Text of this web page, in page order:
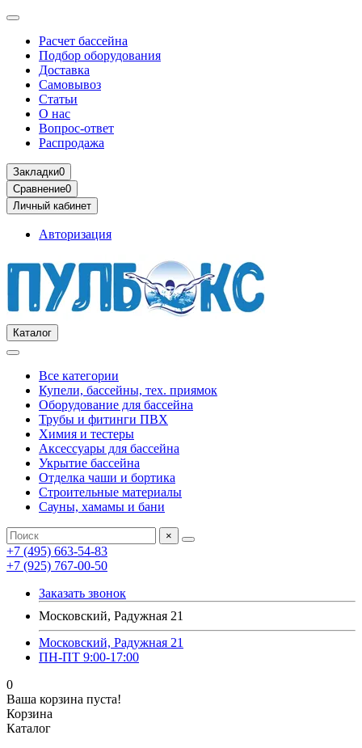
Расчет бассейна
Подбор оборудования
Доставка
Самовывоз
Статьи
О нас
Вопрос-ответ
Распродажа
Закладки0
Сравнение0
Личный кабинет
Авторизация
Каталог
Все категории
Купели, бассейны, тех. приямок
Оборудование для бассейна
Трубы и фитинги ПВХ
Химия и тестеры
Аксессуары для бассейна
Укрытие бассейна
Отделка чаши и бортика
Строительные материалы
Сауны, хамамы и бани
×
+7 (495) 663-54-83
+7 (925) 767-00-50
Заказать звонок
Московский, Радужная 21
Московский, Радужная 21
ПН-ПТ 9:00-17:00
0
Ваша корзина пуста!
Корзина
Каталог